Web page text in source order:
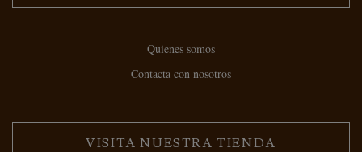
Quienes somos
Contacta con nosotros
VISITA NUESTRA TIENDA